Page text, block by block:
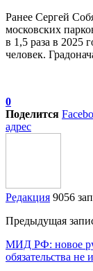
Ранее Сергей
московских
в 1,5 раза в 2025
человек.
0
Поделится
адрес
Редакция 9056
Предыдущая
МИД РФ: новое
обязательства не